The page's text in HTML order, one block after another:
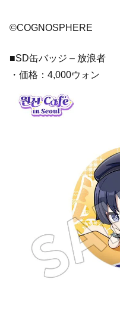
©COGNOSPHERE
■SD缶バッジ – 放浪者
・価格：4,000ウォン